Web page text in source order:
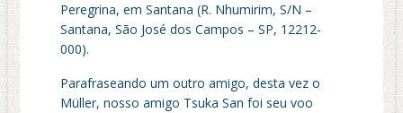
Peregrina, em Santana (R. Nhumirim, S/N –
Santana, São José dos Campos – SP, 12212-
000).
Parafraseando um outro amigo, desta vez o
Müller, nosso amigo Tsuka San foi seu voo